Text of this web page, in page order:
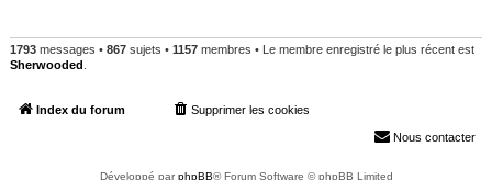
1793 messages • 867 sujets • 1157 membres • Le membre enregistré le plus récent est
Sherwooded
Index du forum Supprimer les cookies
Nous contacter
Développé parphpBB® Forum Software © phpBB Limited